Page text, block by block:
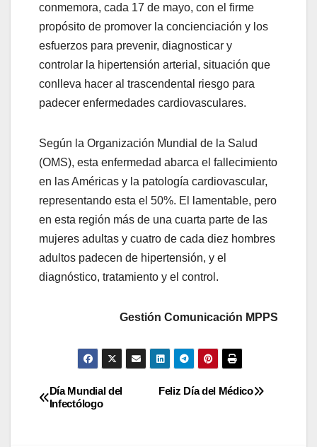
conmemora, cada 17 de mayo, con el firme
propósito de promover la concienciación y los
esfuerzos para prevenir, diagnosticar y
controlar la hipertensión arterial, situación que
conlleva hacer al trascendental riesgo para
padecer enfermedades cardiovasculares.
Según la Organización Mundial de la Salud
(OMS), esta enfermedad abarca el fallecimiento
en las Américas y la patología cardiovascular,
representando esta el 50%. El lamentable, pero
en esta región más de una cuarta parte de las
mujeres adultas y cuatro de cada diez hombres
adultos padecen de hipertensión, y el
diagnóstico, tratamiento y el control.
Gestión Comunicación MPPS
Feliz Día del Médico
Día Mundial del
Infectólogo